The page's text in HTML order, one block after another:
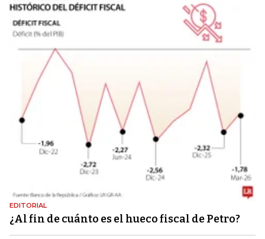
EDITORIAL
¿Al fin de cuánto es el hueco fiscal de Petro?